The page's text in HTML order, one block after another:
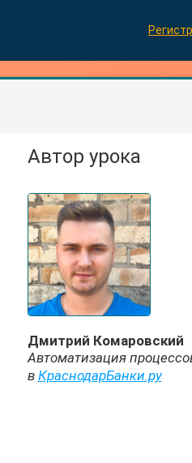
Автор урока
Дмитрий Комаровский
Автоматизация
в КраснодарБанки.ру